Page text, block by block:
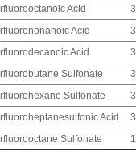
Acid
Acid
Acid
Sulfonate
Sulfonate
Acid
Sulfonate